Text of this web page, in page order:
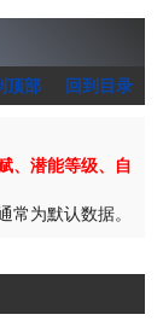
顶部 回到目录
、潜能等级、自
常为默认数据。